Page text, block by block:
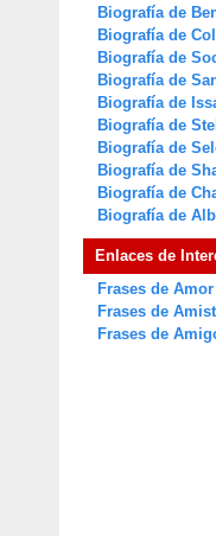
Biografía de
Biografía de
Biografía de
Biografía de
Biografía de
Biografía de
Biografía de
Biografía de
Biografía de
Biografía de
Enlaces de
Frases de Amor
Frases de
Frases de